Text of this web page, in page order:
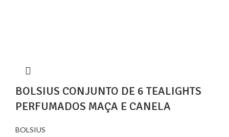
BOLSIUS CONJUNTO DE 6 TEALIGHTS
PERFUMADOS MAÇA E CANELA
BOLSIUS